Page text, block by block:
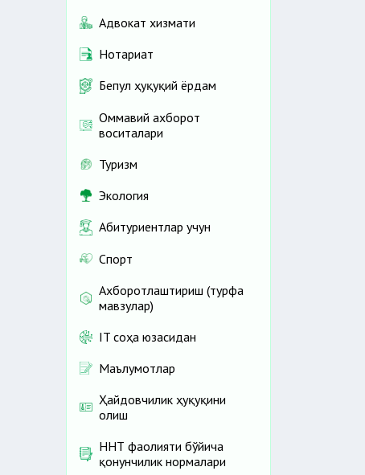
Адвокат хизмати
Нотариат
Бепул ҳуқуқий ёрдам
Оммавий ахборот
воситалари
Туризм
Экология
Абитуриентлар учун
Спорт
Ахборотлаштириш (турфа
мавзулар)
IT соҳа юзасидан
Маълумотлар
Ҳайдовчилик ҳуқуқини
олиш
ННТ фаолияти бўйича
қонунчилик нормалари